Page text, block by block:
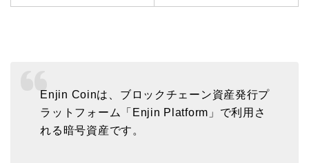
Enjin Coinは、ブロックチェーン資産発行プ
ラットフォーム「Enjin Platform」で利用さ
れる暗号資産です。